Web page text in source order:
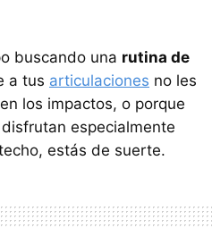
buscando una rutina de
a tus articulaciones no les
los impactos, o porque
especialmente
estás de suerte.